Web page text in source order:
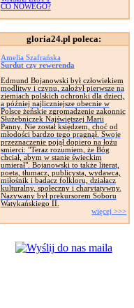
CO NOWEGO?
gloria24.pl poleca:
Amelia Szafrańska
Surdut czy rewerenda
Edmund Bojanowski był człowiekiem
modlitwy i czynu, założył pierwsze na
ziemiach polskich ochronki dla dzieci,
a później najliczniejsze obecnie w
Polsce żeńskie zgromadzenie zakonnic
Służebniczek Najświętszej Marii
Panny. Nie został księdzem, choć od
młodości bardzo tego pragnął. Swoje
przeznaczenie pojął dopiero na łożu
smierci: "Teraz rozumiem, że Bóg
chciał, abym w stanie świeckim
umierał". Bojanowski to także literat,
poeta, tłumacz, publicysta, wydawca,
miłośnik i badacz folkloru, działacz
kulturalny, społeczny i charytatywny.
Nazywany był prekursorem Soboru
Watykańskiego II.
więcej >>>